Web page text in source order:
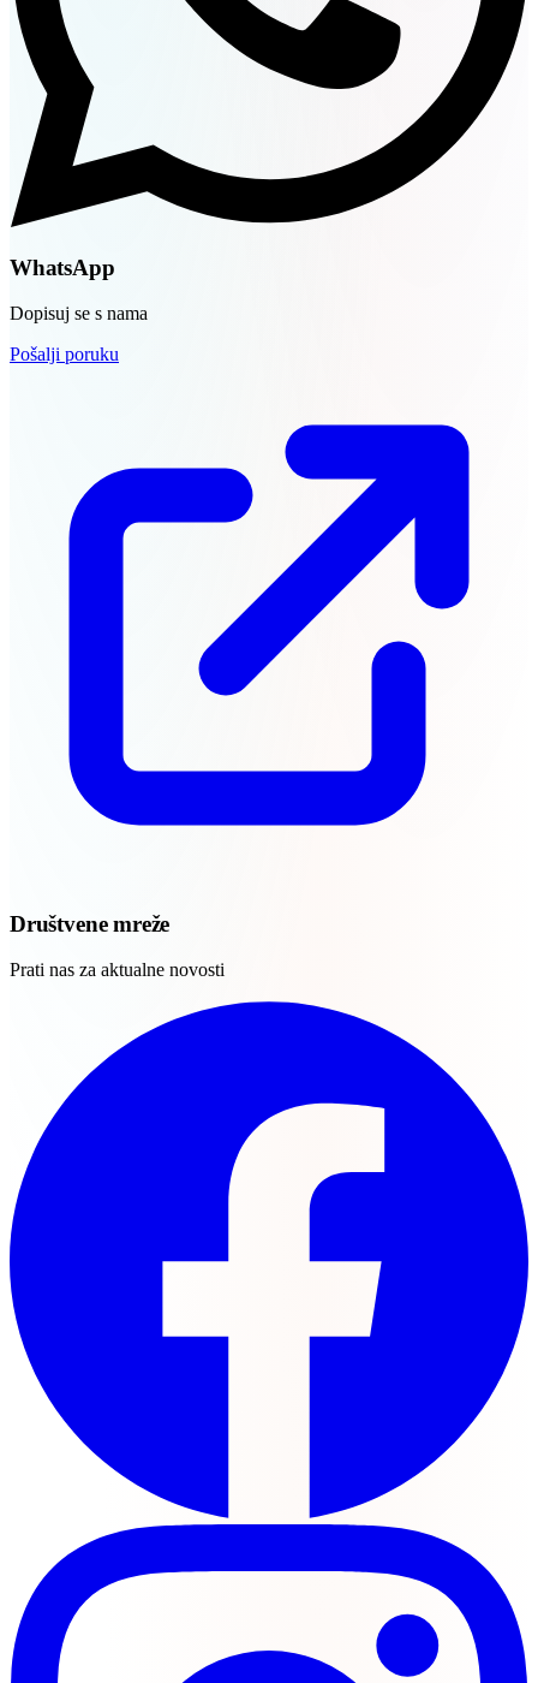
WhatsApp
Dopisuj se s nama
Pošalji poruku
Društvene mreže
Prati nas za aktualne novosti